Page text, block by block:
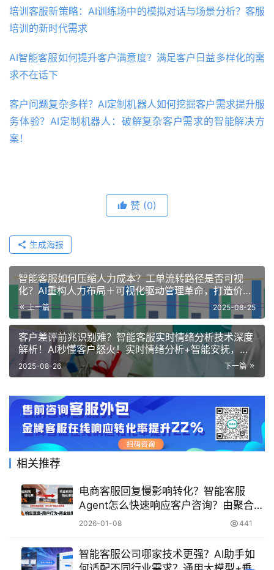
培训客服新策略：AI训练场中的模拟对话与场景分析？客服
培训的新时代需求
AI智能客服如何提升客户满意度？满足客户日益多样化的需
求不在话下
客户问题复杂多样？AI定制机器人如何挖掘客户需求提升服
务体验？AI定制机器人：破解复杂客户需求的智能解决方
案！
赞 (0)
生成海报
智能客服如何压缩人力成本？工单流转路径是否可视
化？AI重构人力布局＋可视化驱动管理革命，打造价值
服务新引擎！
上一篇 2025-08-25
客户差评前兆识别难？智能客服实时情绪分析技术深度
解析！AI秒懂客户怒火！实时情绪分析+智能安抚，差
评率直降！
下一篇
2025-08-26
相关推荐
电商客服回复慢影响转化？智能客服
Agent怎么快速响应客户咨询？由聚合接
待驱动的客服体验革命，正在颠覆电商
2026-01-08 441
智能客服公司哪家技术更强？AI助手如